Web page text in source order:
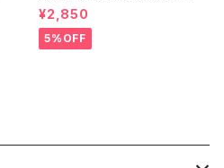
ン500g×２本」
¥2,850
5%OFF